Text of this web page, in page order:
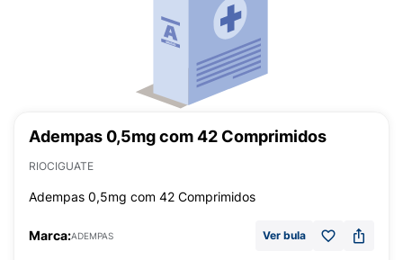
Adempas 0,5mg com 42 Comprimidos
RIOCIGUATE
Adempas 0,5mg com 42 Comprimidos
Marca:ADEMPAS Ver bula